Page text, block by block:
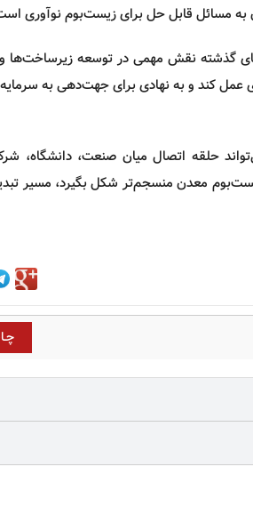
مسائل قابل حل برای زیست‌بومنوآوری
گذشته نقش مهمی در توسعه زیرساخت‌ها
عمل کند و به نهادی برای جهت‌دهی به
حلقه اتصال میان صنعت، دانشگاه،
معدن منسجم‌تر شکل بگیرد، مسیر